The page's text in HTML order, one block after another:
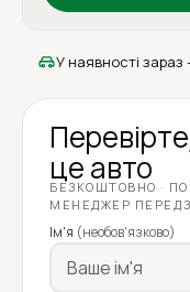
У наявності зараз
це авто
БЕЗКОШТОВНО ·
МЕНЕДЖЕР
Ім'я (необов'язково)